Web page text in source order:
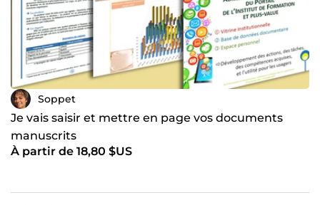
Soppet
Je vais saisir et mettre en page vos documents
manuscrits
À partir de 18,80 $US